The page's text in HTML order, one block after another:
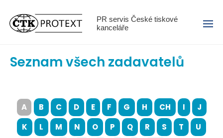
PR servis České tiskové
kanceláře
Menu
Seznam všech zadavatelů
A B C D E F G H CH I
J
K
L M N O P Q R S T
U